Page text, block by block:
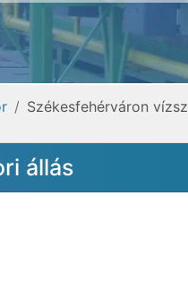
Székesfehérváron
állás